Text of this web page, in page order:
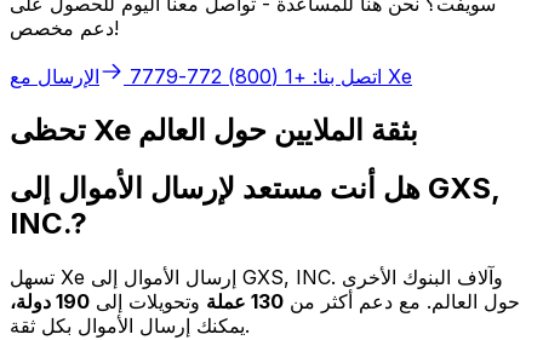
دعم مخصص!
اتصل بنا: +1 (800) 772-7779 الإرسال مع Xe
تحظى Xe بثقة الملايين حول العالم
هل أنت مستعد لإرسال الأموال إلى GXS,
INC.?
تسهل Xe إرسال الأموال إلى GXS, INC. وآلاف البنوك الأخرى
حول العالم. مع دعم أكثر من 130 عملة وتحويلات إلى 190 دولة،
يمكنك إرسال الأموال بكل ثقة.